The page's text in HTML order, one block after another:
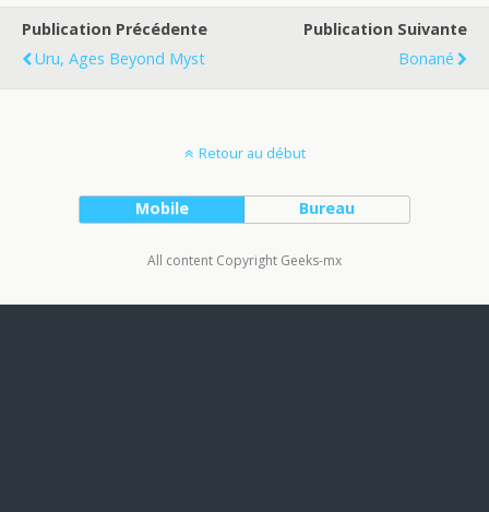
Publication Précédente
Uru, Ages Beyond Myst
Publication Suivante
Bonané
Retour au début
Mobile Bureau
All content Copyright Geeks-mx